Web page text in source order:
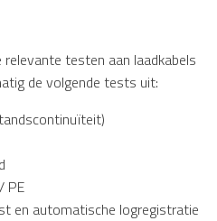
testen aan laadkabels
de volgende tests uit:
PE
en automatische logregistratie